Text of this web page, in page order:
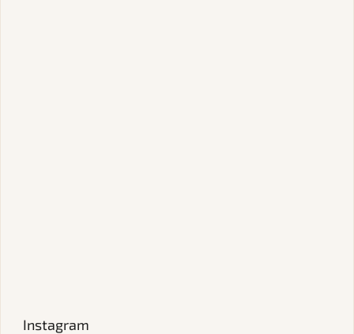
Instagram